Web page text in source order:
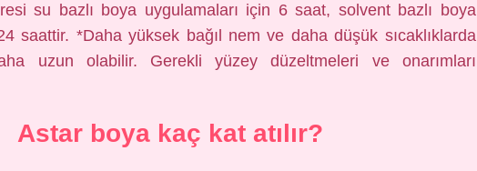
su bazlı boya uygulamaları için 6 saat, solvent bazlı boya
saattir. *Daha yüksek bağıl nem ve daha düşük sıcaklıklarda
uzun olabilir. Gerekli yüzey düzeltmeleri ve onarımları
Astar boya kaç kat atılır?